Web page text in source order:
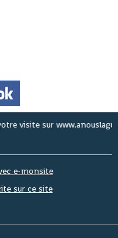
e-monsite
sur ce site